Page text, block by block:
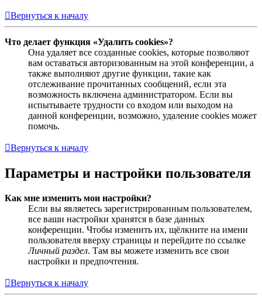
Вернуться к началу
Что делает функция «Удалить cookies»?
Она удаляет все созданные cookies, которые позволяют
вам оставаться авторизованным на этой конференции, а
также выполняют другие функции, такие как
отслеживание прочитанных сообщений, если эта
возможность включена администратором. Если вы
испытываете трудности со входом или выходом на
данной конференции, возможно, удаление cookies может
помочь.
Вернуться к началу
Параметры и настройки пользователя
Как мне изменить мои настройки?
Если вы являетесь зарегистрированным пользователем,
все ваши настройки хранятся в базе данных
конференции. Чтобы изменить их, щёлкните на имени
пользователя вверху страницы и перейдите по ссылке
Личный раздел. Там вы можете изменить все свои
настройки и предпочтения.
Вернуться к началу